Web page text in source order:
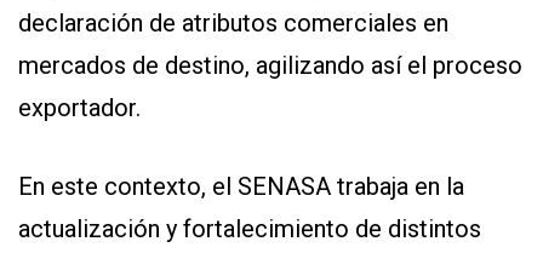
SITIO
QUIENES
declaración de atributos comerciales en
mercados de destino, agilizando así el proceso
exportador.
En este contexto, el SENASA trabaja en la
actualización y fortalecimiento de distintos